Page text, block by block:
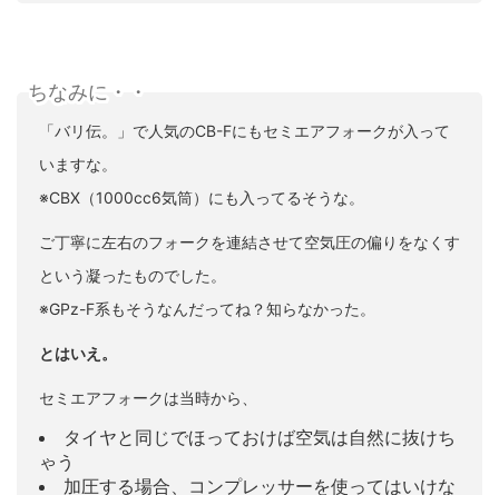
ちなみに・・
「バリ伝。」で人気のCB-Fにもセミエアフォークが入って
いますな。
※CBX（1000cc6気筒）にも入ってるそうな。
ご丁寧に左右のフォークを連結させて空気圧の偏りをなくす
という凝ったものでした。
※GPz-F系もそうなんだってね？知らなかった。
とはいえ。
セミエアフォークは当時から、
タイヤと同じでほっておけば空気は自然に抜けち
ゃう
加圧する場合、コンプレッサーを使ってはいけな